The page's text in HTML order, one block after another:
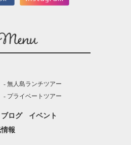
無人島ランチツアー
プライベートツアー
ブログ
イベント
報